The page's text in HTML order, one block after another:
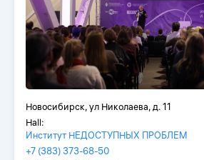
Новосибирск, ул Николаева, д. 11
Hall:
Институт НЕДОСТУПНЫХ ПРОБЛЕМ
+7 (383) 373-68-50